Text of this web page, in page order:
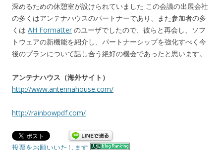
深めるための休憩室が設けられていました この会議の出展会社
の多くはアンテナハウスのパートナーであり、また参加者の多
くは AH Formatter のユーザでしたので、彼らと再会し、ソフ
トウェアの新機能を紹介し、パートナーシップを強化すべく今
後のプランについて話し合う絶好の機会であったと思います。
アンテナハウス（海外サイト）
http://www.antennahouse.com/
http://rainbowpdf.com/
投票をお願いいたします